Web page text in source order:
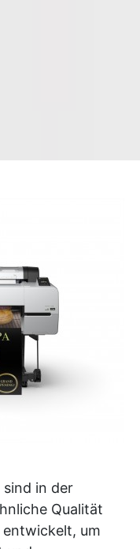
in der
Qualität
entwickelt, um